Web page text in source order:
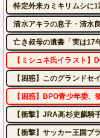
特定外来カミキリムシに
清水アキラの息子・清水
亡き叔母の遺書「実は17
【ミシュネ氏イラスト
【困惑】このグランドセ
【困惑】BPO青少年委
【衝撃】JRA高杉吏麒
【衝撃】サッカー王国